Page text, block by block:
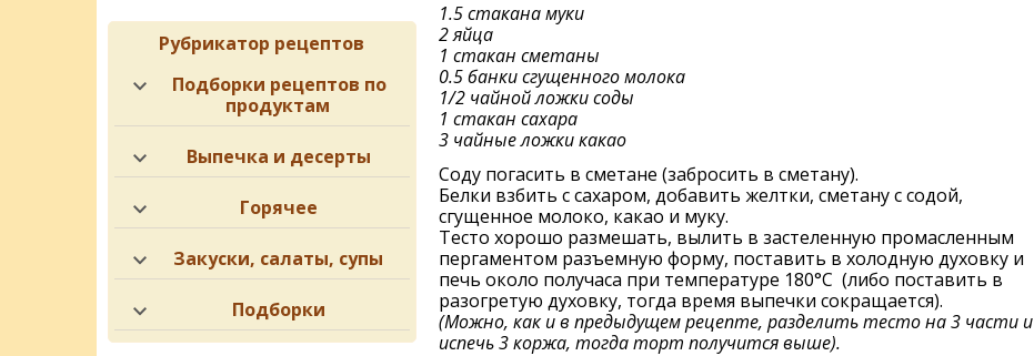
1.5 стакана муки
2 яйца
1 стакан сметаны
0.5 банки сгущенного молока
1/2 чайной ложки соды
1 стакан сахара
3 чайные ложки какао
Соду погасить в сметане (забросить в сметану).
Белки взбить с сахаром, добавить желтки, сметану с содой,
сгущенное молоко, какао и муку.
Тесто хорошо размешать, вылить в застеленную промасленным
пергаментом разъемную форму, поставить в холодную духовку и
печь около получаса при температуре 180°C (либо поставить в
разогретую духовку, тогда время выпечки сокращается).
(Можно, как и в предыдущем рецепте, разделить тесто на 3 части и
испечь 3 коржа, тогда торт получится выше).
Рубрикатор рецептов
Подборки рецептов по
продуктам
Выпечка и десерты
Горячее
Закуски, салаты, супы
Подборки